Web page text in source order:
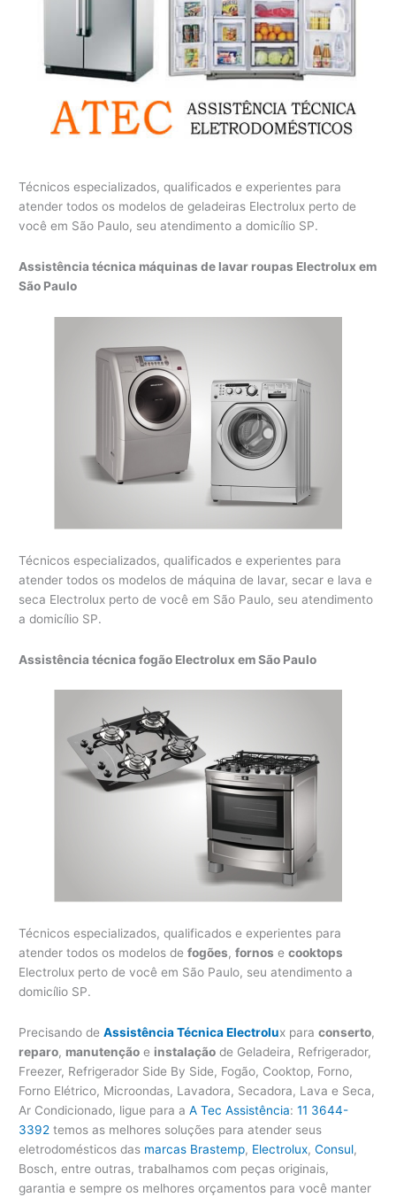
Técnicos especializados, qualificados e experientes para
atender todos os modelos de geladeiras Electrolux perto de
você em São Paulo, seu atendimento a domicílio SP.
Assistência técnica máquinas de lavar roupas Electrolux em
São Paulo
Técnicos especializados, qualificados e experientes para
atender todos os modelos de máquina de lavar, secar e lava e
seca Electrolux perto de você em São Paulo, seu atendimento
a domicílio SP.
Assistência técnica fogão Electrolux em São Paulo
Técnicos especializados, qualificados e experientes para
atender todos os modelos defogões,fornos ecooktops
Electrolux perto de você em São Paulo, seu atendimento a
domicílio SP.
Precisando deAssistência Técnica Electrolux paraconserto,
reparo, manutenção e instalação de Geladeira, Refrigerador,
Freezer, Refrigerador Side By Side, Fogão, Cooktop, Forno,
Forno Elétrico, Microondas, Lavadora, Secadora, Lava e Seca,
Ar Condicionado, ligue para aA Tec Assistência:11 3644-
3392 temos as melhores soluções para atender seus
eletrodomésticos das marcas Brastemp, Electrolux,Consul,
Bosch, entre outras, trabalhamos com peças originais,
garantia e sempre os melhores orçamentos para você manter